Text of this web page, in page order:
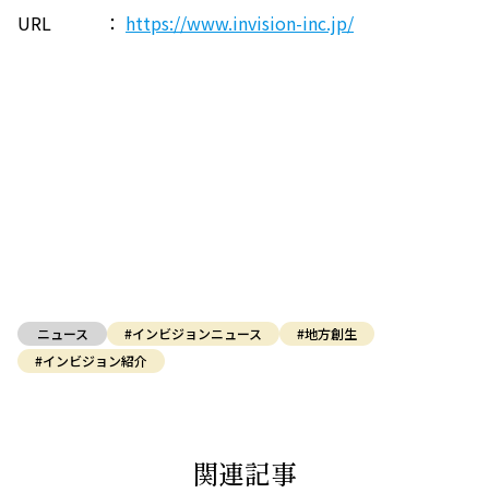
URL ： https://www.invision-inc.jp/
ニュース #インビジョンニュース
#地方創生
#インビジョン紹介
関連記事